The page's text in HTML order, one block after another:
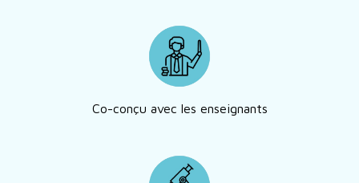
Co-conçu avec les enseignants